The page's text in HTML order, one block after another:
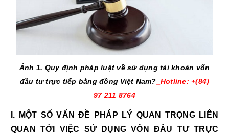
Ảnh 1. Quy định pháp luật về sử dụng tài khoản vốn
đầu tư trực tiếp bằng đồng Việt Nam? _Hotline: +(84)
97 211 8764
I. MỘT SỐ VẤN ĐỀ PHÁP LÝ QUAN TRỌNG LIÊN
QUAN TỚI VIỆC SỬ DỤNG VỐN ĐẦU TƯ TRỰC